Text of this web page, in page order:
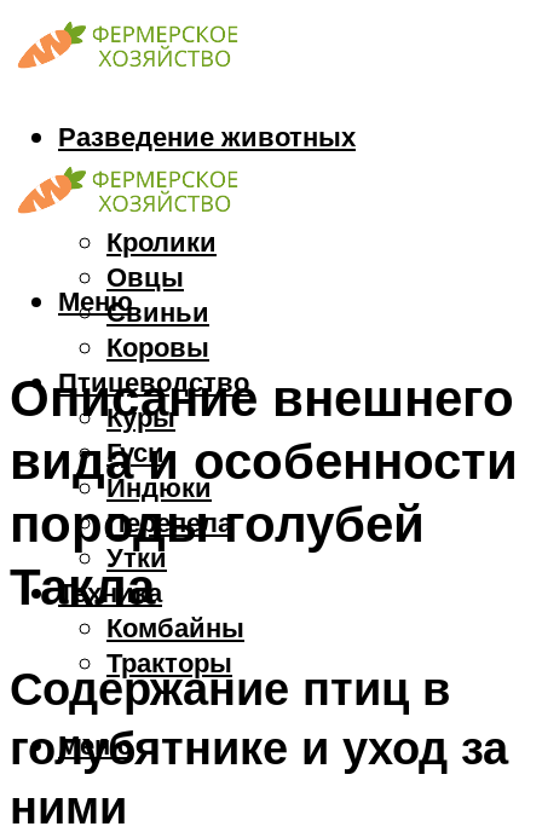
Разведение животных
Козы
Кони
Кролики
Овцы
Свиньи
Коровы
Птицеводство
Куры
Гуси
Индюки
Перепела
Утки
Техника
Комбайны
Тракторы
Меню
Меню
Описание внешнего
вида и особенности
породы голубей
Такла
Содержание птиц в
голубятнике и уход за
ними